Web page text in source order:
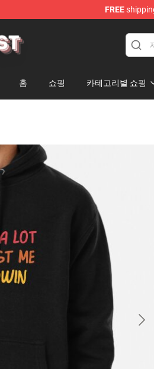
FREE
홈 쇼핑 카테고리별 쇼핑